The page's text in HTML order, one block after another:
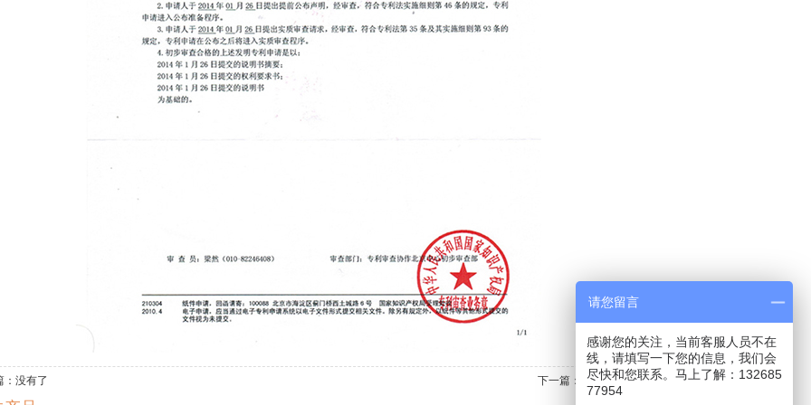
没有了 下一篇： 商标注册证书
请您留言
感谢您的关注，当前客服人员不在
线，请填写一下您的信息，我们会
尽快和您联系。马上了解：132685
77954